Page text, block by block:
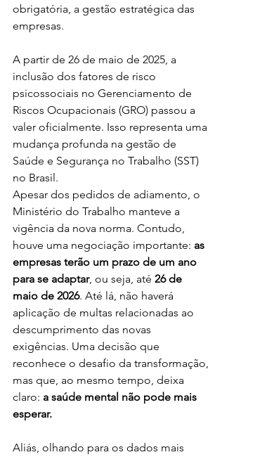
obrigatória, a gestão estratégica das
empresas.
A partir de 26 de maio de 2025, a
inclusão dos fatores de risco
psicossociais no Gerenciamento de
Riscos Ocupacionais (GRO) passou a
valer oficialmente. Isso representa uma
mudança profunda na gestão de
Saúde e Segurança no Trabalho (SST)
no Brasil.
Apesar dos pedidos de adiamento, o
Ministério do Trabalho manteve a
vigência da nova norma. Contudo,
houve uma negociação importante: as
empresas terão um prazo de um ano
para se adaptar, ou seja, até 26 de
maio de 2026. Até lá, não haverá
aplicação de multas relacionadas ao
descumprimento das novas
exigências. Uma decisão que
reconhece o desafio da transformação,
mas que, ao mesmo tempo, deixa
claro: a saúde mental não pode mais
esperar.
Aliás, olhando para os dados mais